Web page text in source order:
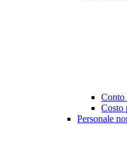
Conto
Costo
Personale